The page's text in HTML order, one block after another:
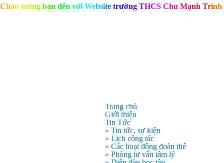
Chào mừng bạn đến với Website trường THCS Chu Mạnh Trinh
Trang chủ
Giới thiệu
Tin Tức
» Tin tức, sự kiện
» Lịch công tác
» Các hoạt động đoàn thể
» Phòng tư vấn tâm lý